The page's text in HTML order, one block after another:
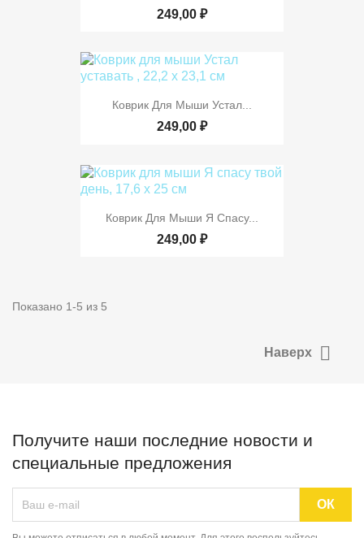
249,00 ₽
Коврик Для Мыши Устал...
249,00 ₽
Коврик Для Мыши Я Спасу...
249,00 ₽
Показано 1-5 из 5
Наверх 
Получите наши последние новости и
специальные предложения